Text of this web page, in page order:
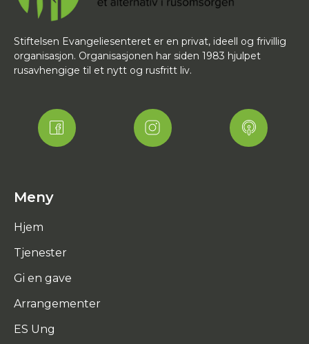
Stiftelsen Evangeliesenteret er en privat, ideell og frivillig
organisasjon. Organisasjonen har siden 1983 hjulpet
rusavhengige til et nytt og rusfritt liv.
Meny
Hjem
Tjenester
Gi en gave
Arrangementer
ES Ung